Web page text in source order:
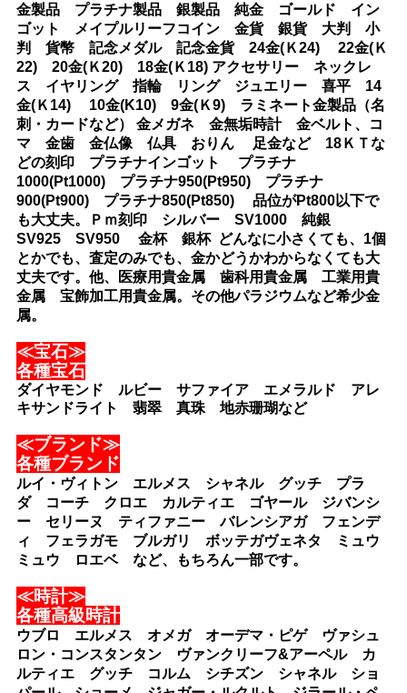
金製品 プラチナ製品 銀製品 純金 ゴールド イン
ゴット メイプルリーフコイン 金貨 銀貨 大判 小
判 貨幣 記念メダル 記念金貨 24金(Ｋ24) 22金(Ｋ
22) 20金(Ｋ20) 18金(Ｋ18) アクセサリー ネックレ
ス イヤリング 指輪 リング ジュエリー 喜平 14
金(Ｋ14) 10金(K10) 9金(Ｋ9) ラミネート金製品（名
刺・カードなど） 金メガネ 金無垢時計 金ベルト、コ
マ 金歯 金仏像 仏具 おりん 足金など 18ＫＴな
どの刻印 プラチナインゴット プラチナ
1000(Pt1000) プラチナ950(Pt950) プラチナ
900(Pt900) プラチナ850(Pt850) 品位がPt800以下で
も大丈夫。Ｐｍ刻印 シルバー SV1000 純銀
SV925 SV950 金杯 銀杯 どんなに小さくても、1個
とかでも、査定のみでも、金かどうかわからなくても大
丈夫です。他、医療用貴金属 歯科用貴金属 工業用貴
金属 宝飾加工用貴金属。その他パラジウムなど希少金
属。
≪宝石≫
各種宝石
ダイヤモンド ルビー サファイア エメラルド アレ
キサンドライト 翡翠 真珠 地赤珊瑚など
≪ブランド≫
各種ブランド
ルイ・ヴィトン エルメス シャネル グッチ プラ
ダ コーチ クロエ カルティエ ゴヤール ジバンシ
ー セリーヌ ティファニー バレンシアガ フェンデ
ィ フェラガモ ブルガリ ボッテガヴェネタ ミュウ
ミュウ ロエベ など、もちろん一部です。
≪時計≫
各種高級時計
ウブロ エルメス オメガ オーデマ・ピゲ ヴァシュ
ロン・コンスタンタン ヴァンクリーフ&アーペル カ
ルティエ グッチ コルム シチズン シャネル ショ